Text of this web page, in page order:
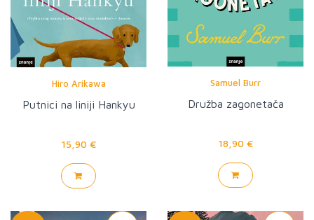
Hiro Arikawa
Putnici na liniji Hankyu
15,90 €
Samuel Burr
Družba zagonetača
18,90 €